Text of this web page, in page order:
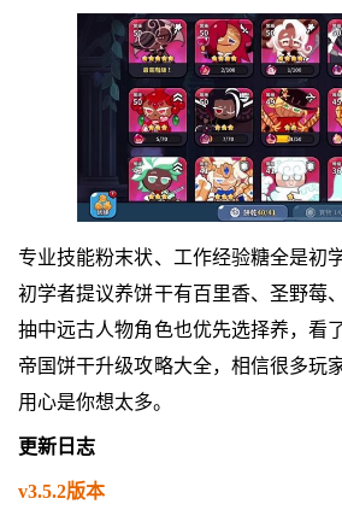
专业技能粉末状、工作经验糖全是初
初学者提议养饼干有百里香、圣野莓
抽中远古人物角色也优先选择养，看
帝国饼干升级攻略大全，相信很多玩
用心是你想太多。
更新日志
v3.5.2版本